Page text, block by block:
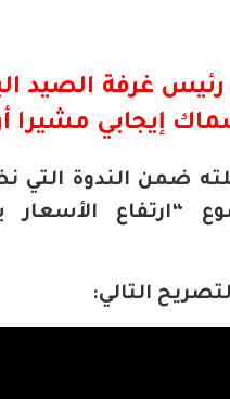
رئيس غرفة الصيد
إيجابي مشيرا
ضمن الندوة التي
“ارتفاع الأسعار
التالي: